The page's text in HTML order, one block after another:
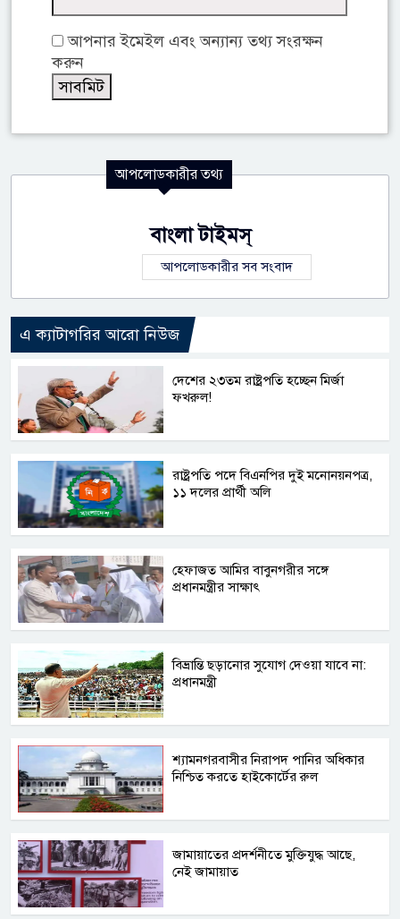
আপনার ইমেইল এবং অন্যান্য তথ্য সংরক্ষন
করুন
আপলোডকারীর তথ্য
বাংলা টাইমস্
আপলোডকারীর সব সংবাদ
এ ক্যাটাগরির আরো নিউজ
দেশের ২৩তম রাষ্ট্রপতি হচ্ছেন মির্জা
ফখরুল!
রাষ্ট্রপতি পদে বিএনপির দুই মনোনয়নপত্র,
১১ দলের প্রার্থী অলি
হেফাজত আমির বাবুনগরীর সঙ্গে
প্রধানমন্ত্রীর সাক্ষাৎ
বিভ্রান্তি ছড়ানোর সুযোগ দেওয়া যাবে না:
প্রধানমন্ত্রী
শ্যামনগরবাসীর নিরাপদ পানির অধিকার
নিশ্চিত করতে হাইকোর্টের রুল
জামায়াতের প্রদর্শনীতে মুক্তিযুদ্ধ আছে,
নেই জামায়াত